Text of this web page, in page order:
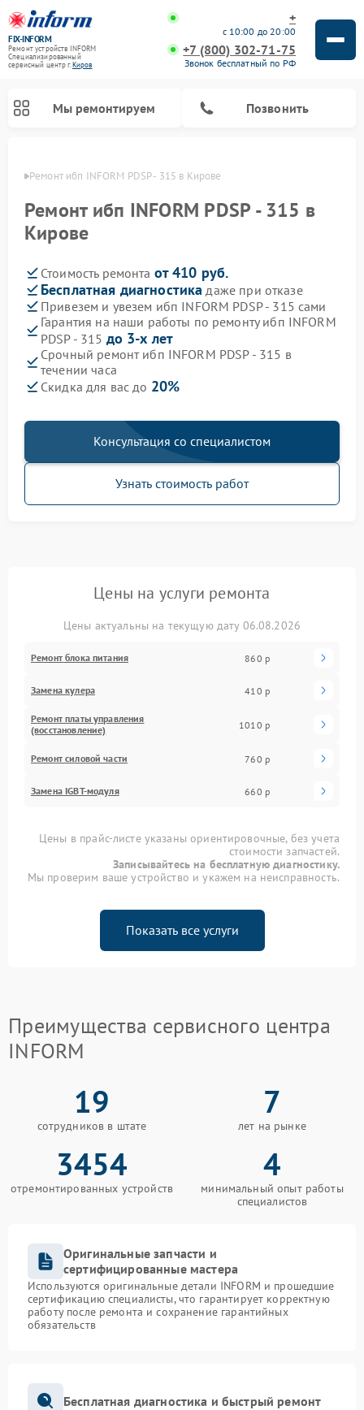
FIX-INFORM
Ремонт устройств INFORM
Специализированный
cервисный центр г.Киров
+
с 10:00 до 20:00
+7 (800) 302-71-75
Звонок бесплатный по РФ
Мы ремонтируем Позвонить
Ремонт ибп INFORM PDSP - 315 в Кирове
Ремонт ибп INFORM PDSP - 315 в
Кирове
Стоимость ремонта от 410 руб.
Бесплатная диагностика даже при отказе
Привезем и увезем ибп INFORM PDSP - 315 сами
Гарантия на наши работы по ремонту ибп INFORM
PDSP - 315 до 3-х лет
Срочный ремонт ибп INFORM PDSP - 315 в
течении часа
Скидка для вас до 20%
Консультация со специалистом
Узнать стоимость работ
Цены на услуги ремонта
Цены актуальны на текущую дату 06.08.2026
Ремонт блока питания 860 р
Замена кулера 410 р
Ремонт платы управления
(восстановление)
1010 р
Ремонт силовой части 760 р
Замена IGBT-модуля 660 р
Цены в прайс-листе указаны ориентировочные, без учета
стоимости запчастей.
Записывайтесь на бесплатную диагностику.
Мы проверим ваше устройство и укажем на неисправность.
Показать все услуги
Преимущества сервисного центра
INFORM
19
сотрудников в штате
7
лет на рынке
3454
отремонтированных устройств
4
минимальный опыт работы
специалистов
Оригинальные запчасти и
сертифицированные мастера
Используются оригинальные детали INFORM и прошедшие
сертификацию специалисты, что гарантирует корректную
работу после ремонта и сохранение гарантийных
обязательств
Бесплатная диагностика и быстрый ремонт